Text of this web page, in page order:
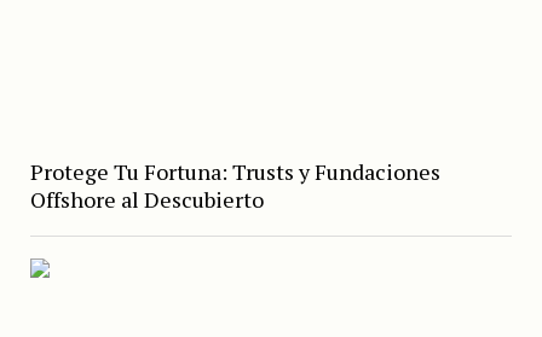
Protege Tu Fortuna: Trusts y Fundaciones
Offshore al Descubierto